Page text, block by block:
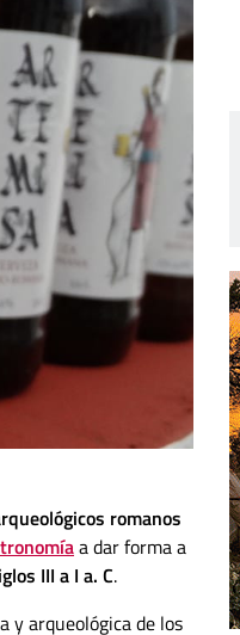
romanos
a dar forma a
III a I a. C.
y arqueológica de los